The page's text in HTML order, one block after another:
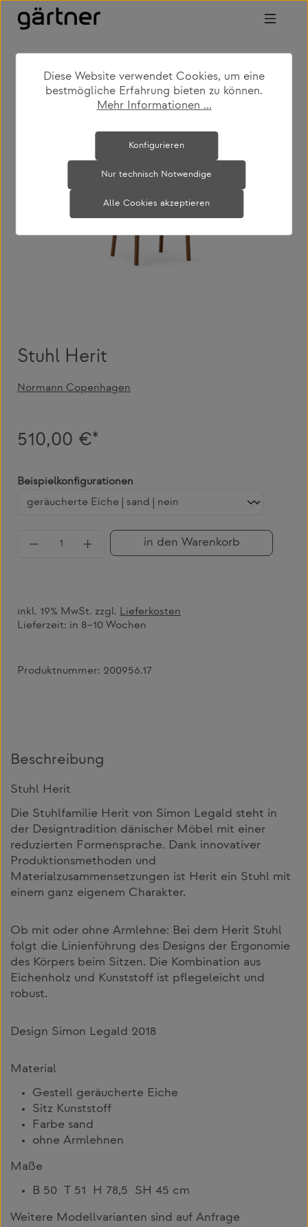
Zum Hauptinhalt springen
shop produkte wohnen stühle
Bildergalerie überspringen
Stuhl Herit
Normann Copenhagen
510,00 €*
Beispielkonfigurationen
Produkt Anzahl: Gib den gewünschten
in den Warenkorb
inkl. 19% MwSt. zzgl. Lieferkosten
Lieferzeit: in 8–10 Wochen
Produktnummer: 200956.17
Beschreibung
Stuhl Herit
Die Stuhlfamilie Herit von Simon Legald steht in
der Designtradition dänischer Möbel mit einer
reduzierten Formensprache. Dank innovativer
Produktionsmethoden und
Materialzusammensetzungen ist Herit ein Stuhl mit
einem ganz eigenem Charakter.
Ob mit oder ohne Armlehne: Bei dem Herit Stuhl
folgt die Linienführung des Designs der Ergonomie
des Körpers beim Sitzen. Die Kombination aus
Eichenholz und Kunststoff ist pflegeleicht und
robust.
Design Simon Legald 2018
Material
Gestell geräucherte Eiche
Sitz Kunststoff
Farbe sand
ohne Armlehnen
Maße
B 50 T 51 H 78,5 SH 45 cm
Weitere Modellvarianten sind auf Anfrage
Diese Website verwendet Cookies, um eine
bestmögliche Erfahrung bieten zu können.
Mehr Informationen ...
Nur technisch Notwendige
Konfigurieren
Alle Cookies akzeptieren